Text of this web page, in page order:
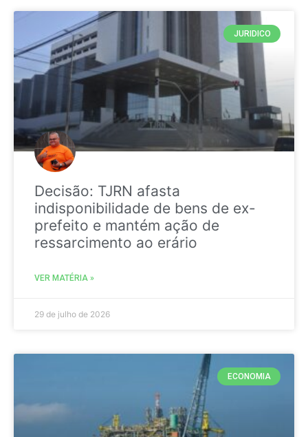
JURIDICO
Decisão: TJRN afasta
indisponibilidade de bens de ex-
prefeito e mantém ação de
ressarcimento ao erário
VER MATÉRIA »
29 de julho de 2026
ECONOMIA